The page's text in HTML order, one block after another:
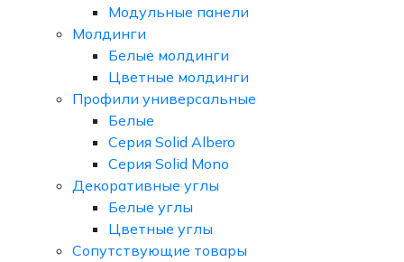
Модульные панели
Молдинги
Белые молдинги
Цветные молдинги
Профили универсальные
Белые
Серия Solid Albero
Серия Solid Mono
Декоративные углы
Белые углы
Цветные углы
Сопутствующие товары